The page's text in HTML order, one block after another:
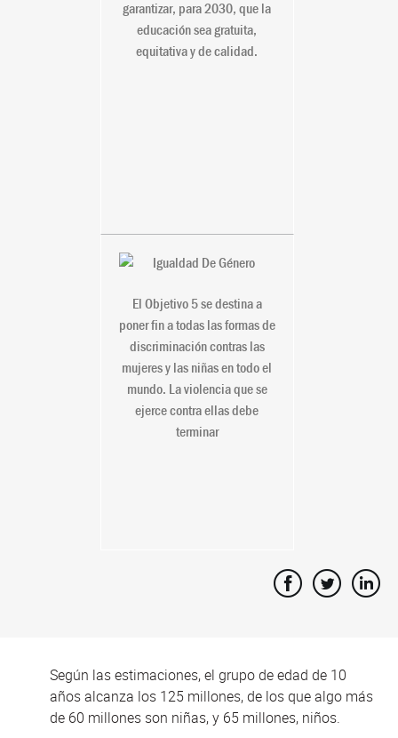
garantizar, para 2030, que la
educación sea gratuita,
equitativa y de calidad.
5. Igualdad De
Género
El Objetivo 5 se destina a
poner fin a todas las formas de
discriminación contras las
mujeres y las niñas en todo el
mundo. La violencia que se
ejerce contra ellas debe
terminar
Según las estimaciones, el grupo de edad de 10
años alcanza los 125 millones, de los que algo más
de 60 millones son niñas, y 65 millones, niños.